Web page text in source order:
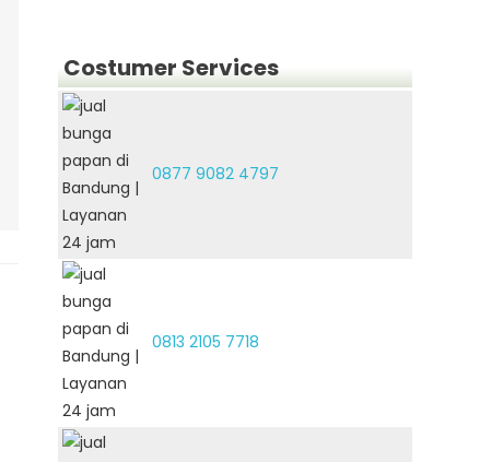
Costumer Services
0877 9082 4797
0813 2105 7718